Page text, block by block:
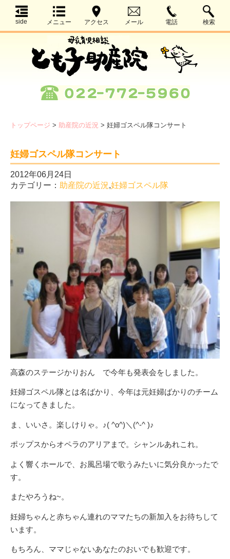
side メニュー アクセス メール 電話 検索
トップページ > 助産院の近況 > 妊婦ゴスペル隊コンサート
妊婦ゴスペル隊コンサート
2012年06月24日
カテゴリー： 助産院の近況,妊婦ゴスペル隊
高森のステージかりおん で今年も発表会をしました。
妊婦ゴスペル隊とは名ばかり、今年は元妊婦ばかりのチーム
になってきました。
ま、いいさ。楽しけりゃ。♪( ^o^)＼(^-^ )♪
ポップスからオペラのアリアまで。シャンルあれこれ。
よく響くホールで、お風呂場で歌うみたいに気分良かったで
す。
またやろうね~。
妊婦ちゃんと赤ちゃん連れのママたちの新加入をお待ちして
います。
もちろん、ママじゃないあなたのおいでも歓迎です。